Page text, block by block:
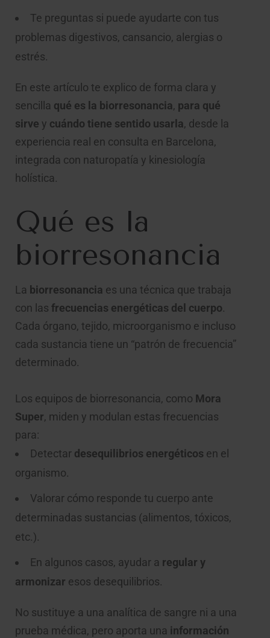
Te preguntas si puede ayudarte con tus
problemas digestivos, cansancio, alergias o
estrés.
En este artículo te explico de forma clara y
sencilla qué es la biorresonancia, para qué
sirve y cuándo tiene sentido usarla, desde la
experiencia real en consulta en Barcelona,
integrada con naturopatía y kinesiología
holística.
Qué es la
biorresonancia
La biorresonancia es una técnica que trabaja
con las frecuencias energéticas del cuerpo.
Cada órgano, tejido, microorganismo e incluso
cada sustancia tiene un “patrón de frecuencia”
determinado.
Los equipos de biorresonancia, como Mora
Super, miden y modulan estas frecuencias
para:
Detectar desequilibrios energéticos en el
organismo.
Valorar cómo responde tu cuerpo ante
determinadas sustancias (alimentos, tóxicos,
etc.).
En algunos casos, ayudar a regular y
armonizar esos desequilibrios.
No sustituye a una analítica de sangre ni a una
prueba médica, pero aporta una información